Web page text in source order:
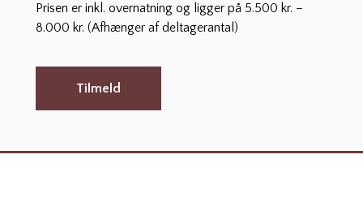
Prisen er inkl. overnatning og ligger på 5.500 kr. –
8.000 kr. (Afhænger af deltagerantal)
Tilmeld